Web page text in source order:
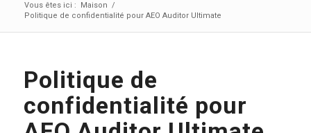
Vous êtes ici : Maison /
Politique de confidentialité pour AEO Auditor Ultimate
Politique de
confidentialité pour